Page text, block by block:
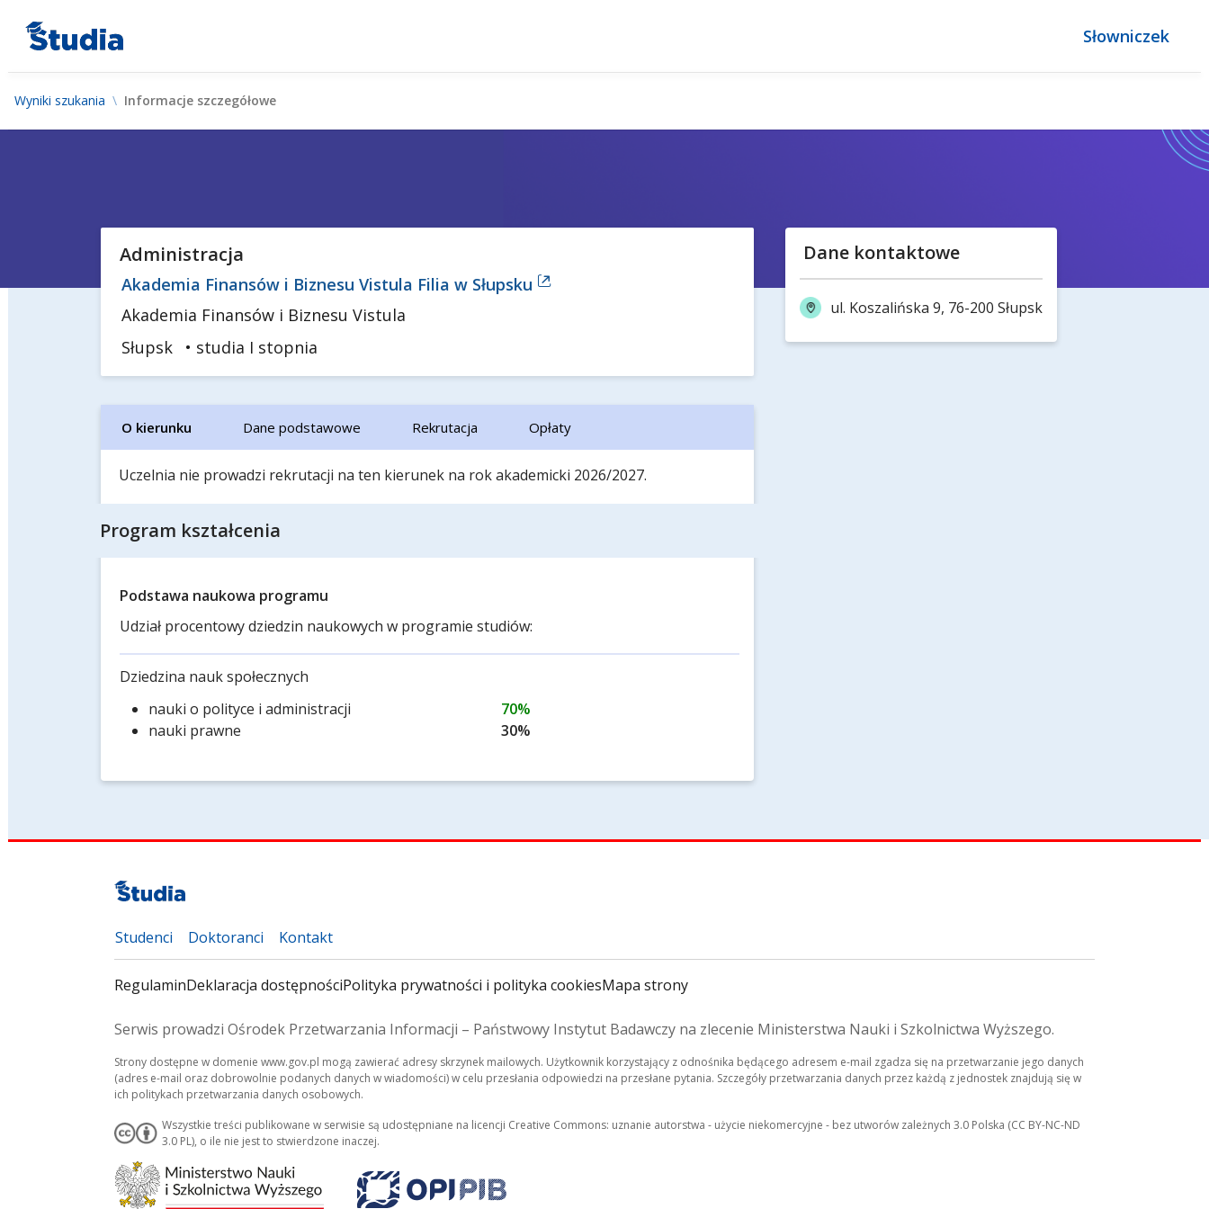
Słowniczek
Wyniki szukania Informacje szczegółowe
Administracja
Akademia Finansów i Biznesu Vistula Filia w Słupsku
Akademia Finansów i Biznesu Vistula
Słupsk
• studia I stopnia
O kierunku Dane podstawowe Rekrutacja Opłaty
Uczelnia nie prowadzi rekrutacji na ten kierunek na rok akademicki 2026/2027.
Program kształcenia
Podstawa naukowa programu
Udział procentowy dziedzin naukowych w programie studiów:
Dziedzina nauk społecznych
nauki o polityce i administracji
70%
nauki prawne
30%
Dane kontaktowe
ul. Koszalińska 9, 76-200 Słupsk
Studenci Doktoranci Kontakt
RegulaminDeklaracja dostępnościPolityka prywatności i polityka cookiesMapa strony
Serwis prowadzi Ośrodek Przetwarzania Informacji – Państwowy Instytut Badawczy na zlecenie Ministerstwa Nauki i Szkolnictwa Wyższego.
Strony dostępne w domenie www.gov.pl mogą zawierać adresy skrzynek mailowych. Użytkownik korzystający z odnośnika będącego adresem e-mail zgadza się na przetwarzanie jego danych
(adres e-mail oraz dobrowolnie podanych danych w wiadomości) w celu przesłania odpowiedzi na przesłane pytania. Szczegóły przetwarzania danych przez każdą z jednostek znajdują się w
ich politykach przetwarzania danych osobowych.
Wszystkie treści publikowane w serwisie są udostępniane na licencji Creative Commons: uznanie autorstwa - użycie niekomercyjne - bez utworów zależnych 3.0 Polska (CC BY-NC-ND
3.0 PL), o ile nie jest to stwierdzone inaczej.